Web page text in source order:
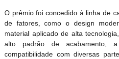
O prêmio foi concedido à linha de
de fatores, como o design
material aplicado de alta
alto padrão de acabamento,
compatibilidade com diversas